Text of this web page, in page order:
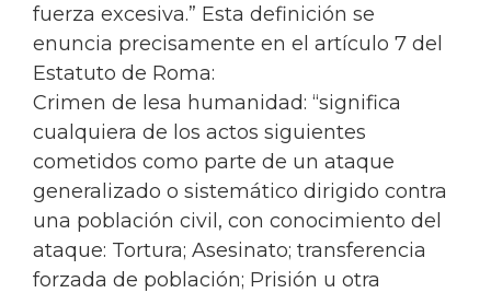
fuerza excesiva.” Esta definición se
enuncia precisamente en el artículo 7 del
Estatuto de Roma:
Crimen de lesa humanidad: “significa
cualquiera de los actos siguientes
cometidos como parte de un ataque
generalizado o sistemático dirigido contra
una población civil, con conocimiento del
ataque: Tortura; Asesinato; transferencia
forzada de población; Prisión u otra